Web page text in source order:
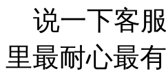
说一下客
里最耐心最